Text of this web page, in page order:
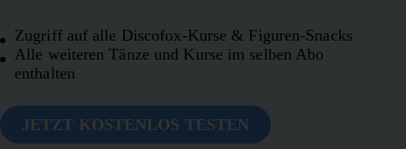
Zugriff auf alle Discofox-Kurse & Figuren-Snacks
Alle weiteren Tänze und Kurse im selben Abo
enthalten
JETZT KOSTENLOS TESTEN